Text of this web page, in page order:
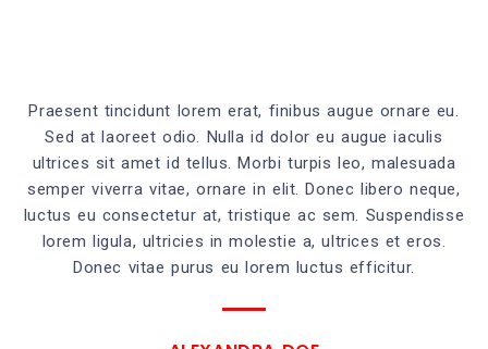
Praesent tincidunt lorem erat, finibus augue ornare eu.
Sed at laoreet odio. Nulla id dolor eu augue iaculis
ultrices sit amet id tellus. Morbi turpis leo, malesuada
semper viverra vitae, ornare in elit. Donec libero neque,
luctus eu consectetur at, tristique ac sem. Suspendisse
lorem ligula, ultricies in molestie a, ultrices et eros.
Donec vitae purus eu lorem luctus efficitur.